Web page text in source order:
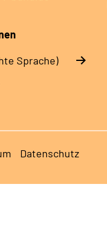
Sprache)
Datenschutz